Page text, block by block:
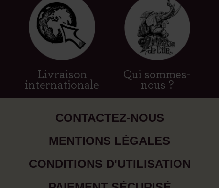
Livraison
internationale
Qui sommes-
nous ?
CONTACTEZ-NOUS
MENTIONS LÉGALES
CONDITIONS D'UTILISATION